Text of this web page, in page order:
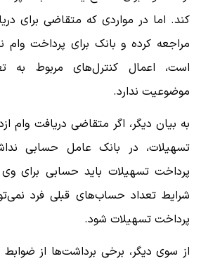
کند. اما در مواردی که متقاضی برای
مراجعه کرده و بانک برای پرداخت وام
است، اعمال کنترل‌های مربوط به
موضوعیت ندارد.
به بیان دیگر، اگر متقاضی دریافت وام
تسهیلات، در بانک عامل حسابی
پرداخت تسهیلات باید حسابی برای
شرایط تعداد حساب‌های قبلی فرد
پرداخت تسهیلات شود.
از سوی دیگر، برخی برداشت‌ها از